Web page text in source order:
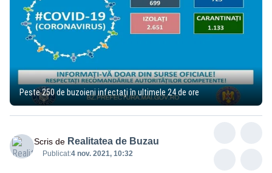
Peste 250 de buzoieni infectați în ultimele 24 de ore
Scris de Realitatea de Buzau
Publicat:4 nov. 2021, 10:32